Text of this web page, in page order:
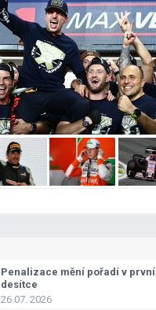
Penalizace mění pořadí v první
desítce
26.07. 2026